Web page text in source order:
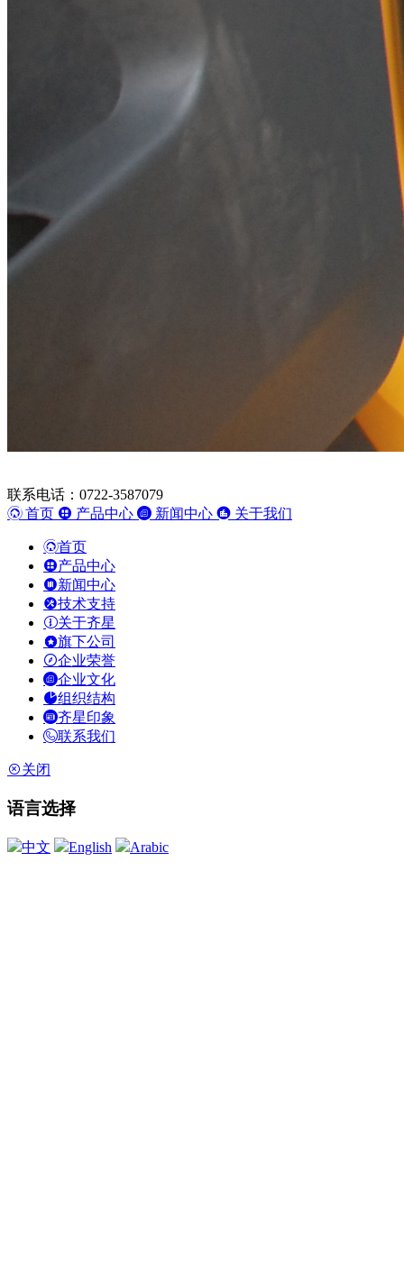
联系电话：0722-3587079
首页
产品中心 新闻中心 关于我们
首页
产品中心
新闻中心
技术支持
关于齐星
旗下公司
企业荣誉
企业文化
组织结构
齐星印象
联系我们
关闭
语言选择
中文 English Arabic